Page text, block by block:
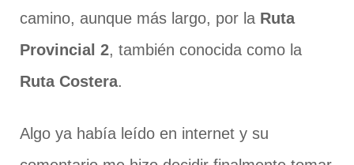
camino, aunque más largo, por la Ruta
Provincial 2, también conocida como la
Ruta Costera.
Algo ya había leído en internet y su